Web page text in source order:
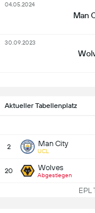
Aktueller Tabellenplatz
2 Man City
UCL
20 Wolves
Abgestiegen
EPL
Man
04.05.2024
30.09.2023